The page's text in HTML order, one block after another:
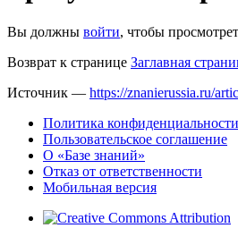
Вы должны войти, чтобы
Возврат к странице Заглавная
Источник — https://znanierussia.ru/
Политика конфиденциальности
Пользовательское соглашение
О «Базе знаний»
Отказ от ответственности
Мобильная версия